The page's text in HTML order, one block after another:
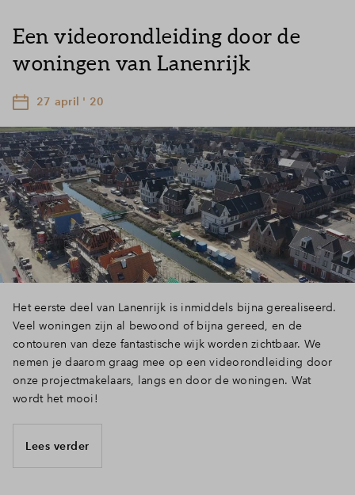
Een videorondleiding door de
woningen van Lanenrijk
27 april ' 20
Het eerste deel van Lanenrijk is inmiddels bijna gerealiseerd.
Veel woningen zijn al bewoond of bijna gereed, en de
contouren van deze fantastische wijk worden zichtbaar. We
nemen je daarom graag mee op een videorondleiding door
onze projectmakelaars, langs en door de woningen. Wat
wordt het mooi!
Lees verder